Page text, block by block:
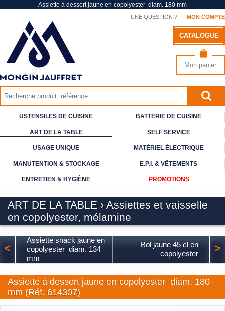
Assiette à dessert jaune en copolyester diam. 180 mm
UNE QUESTION ? MON COMPTE
CATALOGUE
Mon panier
USTENSILES DE CUISINE BATTERIE DE CUISINE
ART DELA TABLE SELFSERVICE
USAGE UNIQUE MATÉRIEL ÉLECTRIQUE
MANUTENTION & STOCKAGE E.P.I. & VÊTEMENTS
ENTRETIEN & HYGIÈNE PROMOTIONS
ART DE LA TABLE › Assiettes et vaisselle
en copolyester, mélamine
<
Assiette snack jaune en
copolyester diam. 134
mm
Bol jaune 45 cl en
copolyester
>
Assiette à dessert jaune en copolyester diam. 180
mm (Réf. 614307)